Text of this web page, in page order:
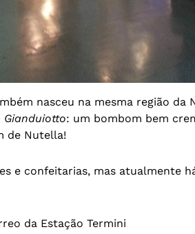
nasceu na mesma região
Gianduiotto: um bombom bem
de Nutella!
e confeitarias, mas atualmente
da Estação Termini